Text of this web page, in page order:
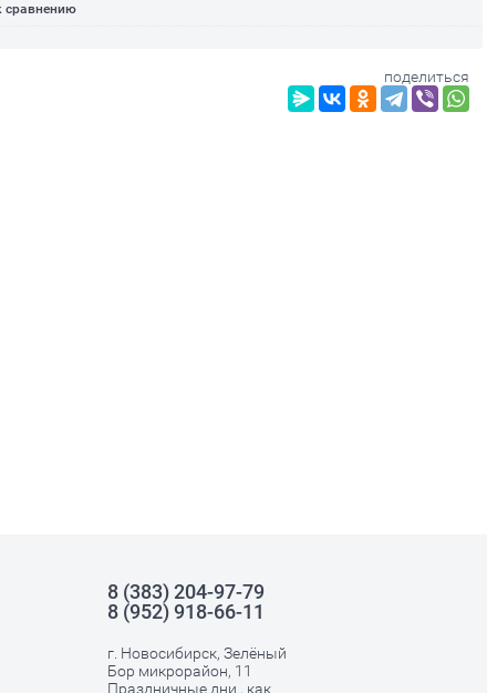
сравнению
поделиться
8 (383) 204-97-79
8 (952) 918-66-11
г. Новосибирск, Зелёный
Бор микрорайон, 11
Праздничные дни , как